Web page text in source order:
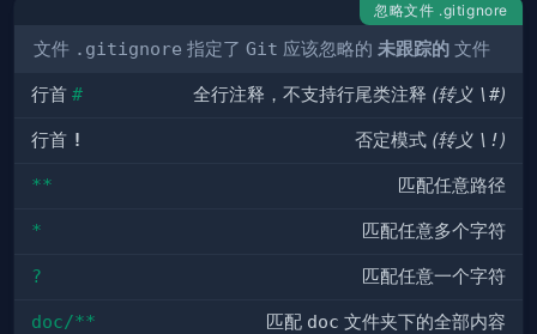
忽略文件 .gitignore
文件 .gitignore 指定了 Git 应该忽略的 未跟踪的 文件
行首 # 全行注释，不支持行尾类注释 (转义 \#)
行首 ! 否定模式 (转义 \!)
** 匹配任意路径
* 匹配任意多个字符
? 匹配任意一个字符
doc/** 匹配 doc 文件夹下的全部内容